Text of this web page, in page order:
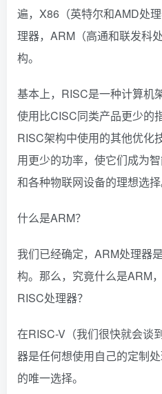
遍，X86（英特尔和AMD处
理器，ARM（高通和联发科
构。
基本上，RISC是一种计算机
使用比CISC同类产品更少的
RISC架构中使用的其他优化
用更少的功率，使它们成为
和各种物联网设备的理想选择
什么是ARM？
我们已经确定，ARM处理器
构。那么，究竟什么是ARM
RISC处理器？
在RISC-V（我们很快就会谈
器是任何想使用自己的定制
的唯一选择。